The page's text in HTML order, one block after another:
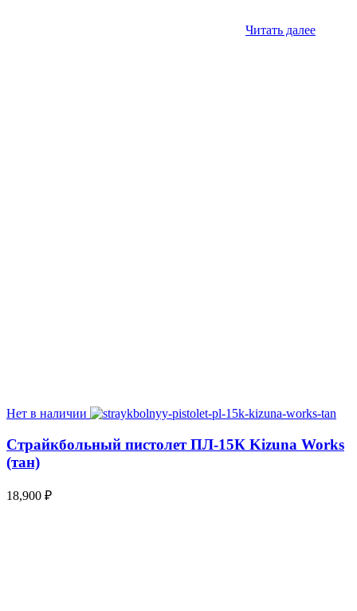
Читать далее
Нет в наличии
Страйкбольный пистолет ПЛ-15К Kizuna Works
(тан)
18,900 ₽